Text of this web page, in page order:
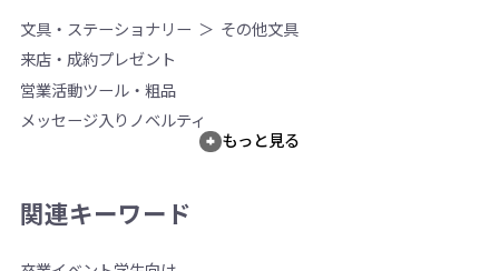
文具・ステーショナリー
その他文具
来店・成約プレゼント
営業活動ツール・粗品
メッセージ入りノベルティ
もっと見る
関連キーワード